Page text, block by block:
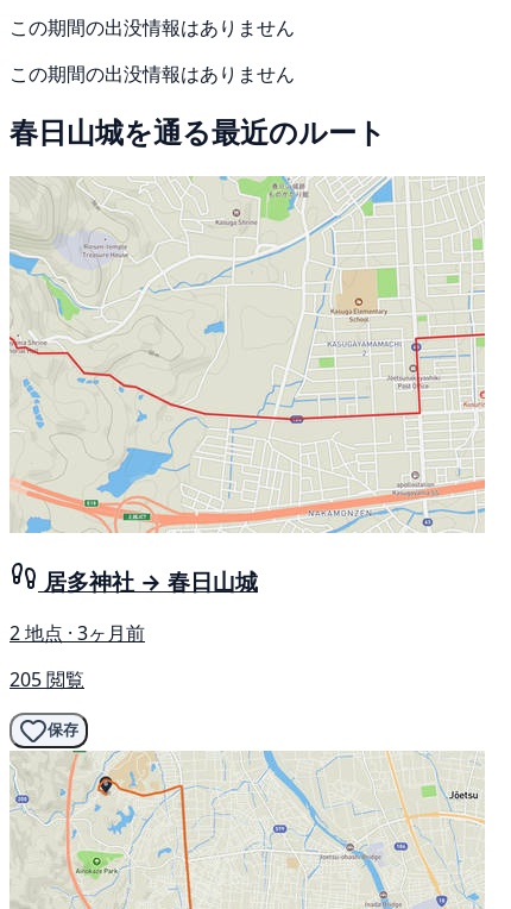
この期間の出没情報はありません
この期間の出没情報はありません
春日山城を通る最近のルート
居多神社 → 春日山城
2 地点 · 3ヶ月前
205 閲覧
保存